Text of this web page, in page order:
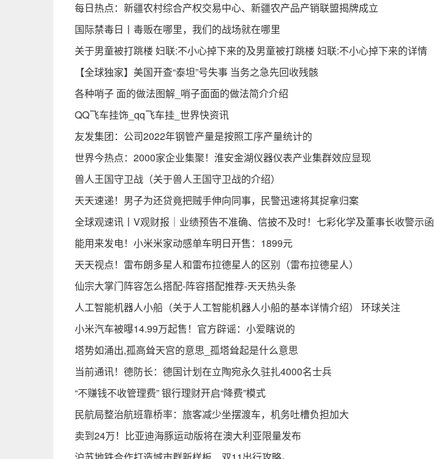
每日热点：新疆农村综合产权交易中心、新疆农产品产销联盟揭牌成立
国际禁毒日丨毒贩在哪里，我们的战场就在哪里
关于男童被打跳楼 妇联:不小心掉下来的及男童被打跳楼 妇联:不小心掉下来的详情
【全球独家】美国开查“泰坦”号失事 当务之急先回收残骸
各种哨子 面的做法图解_哨子面面的做法简介介绍
QQ飞车挂饰_qq飞车挂_世界快资讯
友发集团：公司2022年钢管产量是按照工序产量统计的
世界今热点：2000家企业集聚！淮安金湖仪器仪表产业集群效应显现
兽人王国守卫战（关于兽人王国守卫战的介绍）
天天速递！男子为还贷竟把贼手伸向同事，民警迅速将其捉拿归案
全球观速讯丨V观财报｜业绩预告不准确、信披不及时！七彩化学及董事长收警示函
能用来发电！小米米家动感单车明日开售：1899元
天天视点！雷布朗多星人和雷布拉德星人的区别（雷布拉德星人）
仙宗大掌门阵容怎么搭配-阵容搭配推荐-天天热头条
人工智能机器人小船（关于人工智能机器人小船的基本详情介绍） 环球关注
小米汽车被曝14.99万起售！官方辟谣：小爱瞎说的
塔势如涌出,孤高耸天宫的意思_孤塔耸起是什么意思
当前通讯！德防长：德国计划在立陶宛永久驻扎4000名士兵
“不赚钱不收管理费” 银行理财开启“降费”模式
民航局整治航班靠桥率：旅客减少坐摆渡车，机务吐槽负担加大
卖到24万！比亚迪海豚运动版将在澳大利亚限量发布